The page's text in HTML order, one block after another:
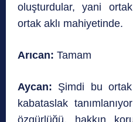
oluşturdular, yani
ortak aklı mahiyetinde.
Arıcan: Tamam
Aycan: Şimdi bu
kabataslak
özgürlüğü, hakkın